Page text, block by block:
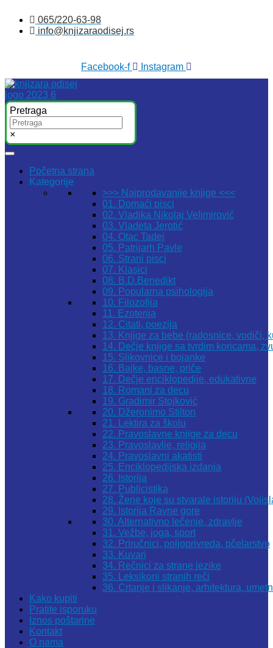
sadržaj
065/220-63-98
info@knjizaraodisej.rs
Facebook-f Instagram
Pretraga
×
Početna strana
Kategorije
>>> Najprodavanije knjige <<<
01. Domaći pisci
02. Vladika Nikolaj Velimirović
03. Vladeta Jerotić
04. Otac Tadej
05. Patrijarh Pavle
06. Strani pisci
07. Klasici
08. B.D.Benedikt
09. Popularna psihologija
10. Filozofija
11. Ezoterija
12. Citati, poezija
13. Knjige za bebe (radosnice, vodiči,
14. Dečje knjige sa tvrdim koricama,
15. Slikovnice i bojanke
16. Bajke, basne, priče
17. Dečje enciklopedije, edukativne
18. Romani za decu
19. Gradimir Stojković
20. Džeronimo Stilton
21. Lektira za školu
22. Pravoslavne knjige za decu
23. Pravoslavlje, religija
24. Pravoslavni akatisti
25. Enciklopedijska izdanja
26. Istorija
27. Publicistika
28. Žene koje su stvarale istoriju
29. Istorija Ravne gore
30. Alternativno lečenje, zdravlje
31. Vežbe, joga, sport
32. Priručnici, poljoprivreda, pčelarstvo
33. Kuvari
34. Rečnici za strane jezike
35. Leksikoni stranih reči
36. Crtanje i slikanje, arhitektura,
Kako kupiti
Pratite isporuku
Iznos poštarine
Kontakt
O nama